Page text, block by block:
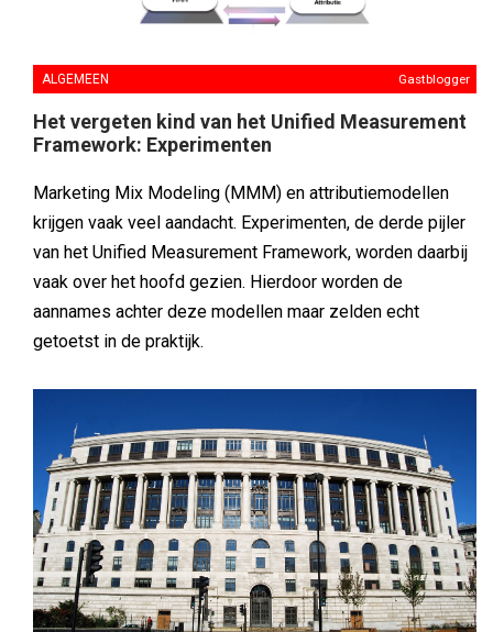
ALGEMEEN Gastblogger
Het vergeten kind van het Unified Measurement
Framework: Experimenten
Marketing Mix Modeling (MMM) en attributiemodellen
krijgen vaak veel aandacht. Experimenten, de derde pijler
van het Unified Measurement Framework, worden daarbij
vaak over het hoofd gezien. Hierdoor worden de
aannames achter deze modellen maar zelden echt
getoetst in de praktijk.